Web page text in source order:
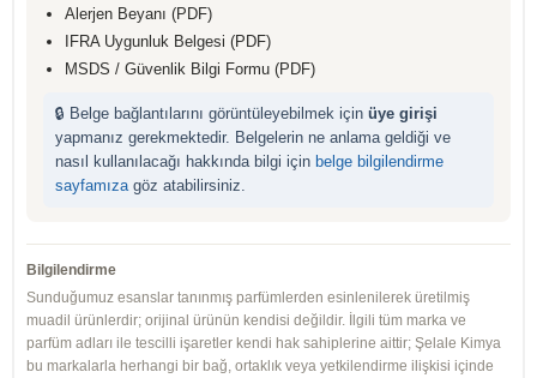
Alerjen Beyanı (PDF)
IFRA Uygunluk Belgesi (PDF)
MSDS / Güvenlik Bilgi Formu (PDF)
🔒 Belge bağlantılarını görüntüleyebilmek için üye girişi
yapmanız gerekmektedir. Belgelerin ne anlama geldiği ve
nasıl kullanılacağı hakkında bilgi için belge bilgilendirme
sayfamıza göz atabilirsiniz.
Bilgilendirme
Sunduğumuz esanslar tanınmış parfümlerden esinlenilerek üretilmiş
muadil ürünlerdir; orijinal ürünün kendisi değildir. İlgili tüm marka ve
parfüm adları ile tescilli işaretler kendi hak sahiplerine aittir; Şelale Kimya
bu markalarla herhangi bir bağ, ortaklık veya yetkilendirme ilişkisi içinde